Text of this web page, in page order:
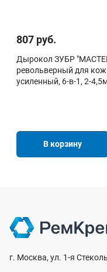
807 руб.
Дырокол ЗУБР
револьверный для
усиленный, 6-в-1, 2-
В корзину
г. Москва, ул. 1-я